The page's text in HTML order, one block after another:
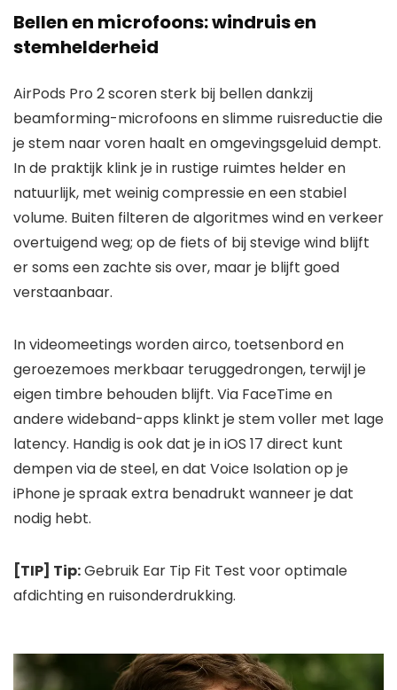
Bellen en microfoons: windruis en
stemhelderheid
AirPods Pro 2 scoren sterk bij bellen dankzij
beamforming-microfoons en slimme ruisreductie die
je stem naar voren haalt en omgevingsgeluid dempt.
In de praktijk klink je in rustige ruimtes helder en
natuurlijk, met weinig compressie en een stabiel
volume. Buiten filteren de algoritmes wind en verkeer
overtuigend weg; op de fiets of bij stevige wind blijft
er soms een zachte sis over, maar je blijft goed
verstaanbaar.
In videomeetings worden airco, toetsenbord en
geroezemoes merkbaar teruggedrongen, terwijl je
eigen timbre behouden blijft. Via FaceTime en
andere wideband-apps klinkt je stem voller met lage
latency. Handig is ook dat je in iOS 17 direct kunt
dempen via de steel, en dat Voice Isolation op je
iPhone je spraak extra benadrukt wanneer je dat
nodig hebt.
[TIP] Tip:Gebruik Ear Tip Fit Test voor optimale
afdichting en ruisonderdrukking.